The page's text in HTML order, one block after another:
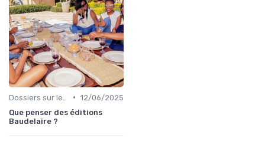
• 12/06/2025
Que penser des éditions
Baudelaire ?